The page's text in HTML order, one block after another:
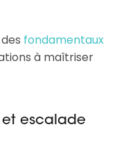
fondamentaux
à maîtriser
et escalade